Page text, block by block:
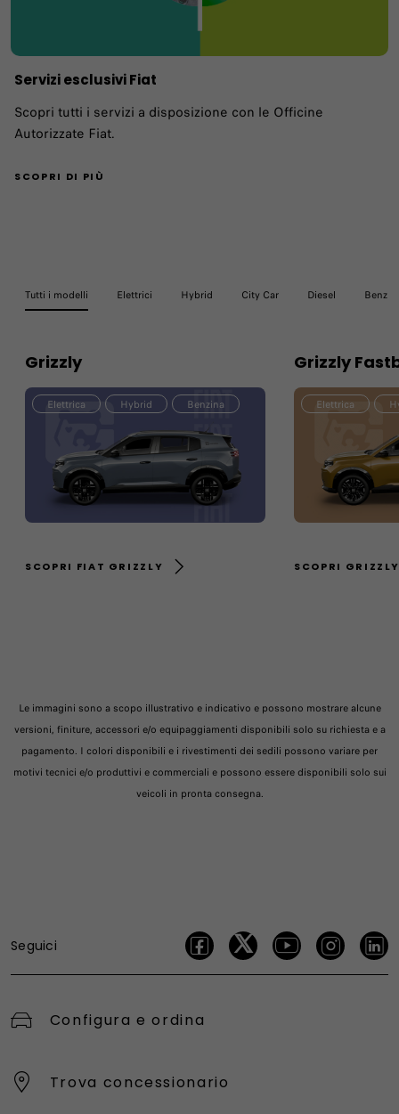
Servizi esclusivi Fiat
Scopri tutti i servizi a disposizione con le Officine
Autorizzate Fiat.
SCOPRI DI PIÙ
Tutti i modelli Elettrici Hybrid City Car Diesel
Grizzly
Elettrica Hybrid Benzina
SCOPRI FIAT GRIZZLY
Grizzly
Elettrica
SCOPRI
Le immagini sono a scopo illustrativo e indicativo e possono mostrare alcune
versioni, finiture, accessori e/o equipaggiamenti disponibili solo su richiesta e a
pagamento. I colori disponibili e i rivestimenti dei sedili possono variare per
motivi tecnici e/o produttivi e commerciali e possono essere disponibili solo sui
veicoli in pronta consegna.
Seguici
Configura e ordina
Trova concessionario